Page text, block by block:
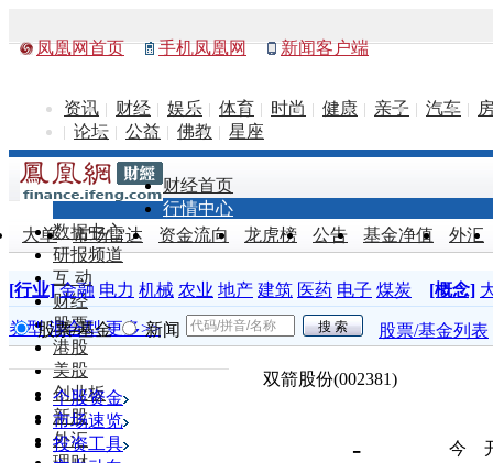
凤凰网首页 手机凤凰网 新闻客户端
资讯 财经 娱乐 体育 时尚 健康 亲子 汽车
论坛
公益 佛教 星座
财经首页
行情中心
数据中心
研报频道
互 动
财经
股票
港股
美股
创业板
新股
外汇
大单 市场雷达 资金流向 龙虎榜 公告 基金净值 外汇
[行业] 金融 电力 机械 农业 地产 建筑 医药 电子 煤炭 [概念]
券型 混合型 更多>>
股票/基金 新闻 股票/基金列表
个股资金
市场速览
投资工具
双箭股份(002381)
-
今